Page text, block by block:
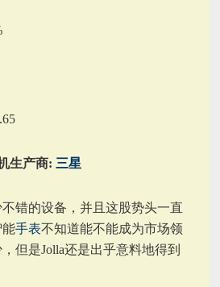
生产商: 三星
错的设备，并且这股势头一直
能手表不知道能不能成为市场领
但是Jolla还是出乎意料地得到